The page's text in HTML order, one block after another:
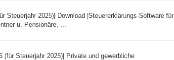
Steuerjahr 2025)| Download |Steuererklärungs-Software für
u. Pensionäre, ...
(für Steuerjahr 2025)| Private und gewerbliche